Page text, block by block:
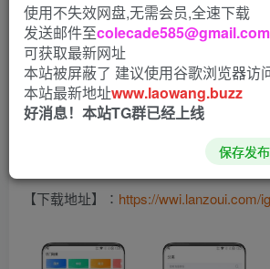
【应用大小】：30.82MB
【软件介绍】：涵盖各行各业精美海报模
可以选择手机营销海报或门店印刷海报。
设计，设计海报就是如此简单。VIP模板
【下载地址】∶ https://wwi.lanzoui.com/
使用不失效网盘,无需会员,全速下载
发送邮件至colecade585@gmail.com
可获取最新网址
本站被屏蔽了 建议使用谷歌浏览器访
本站最新地址www.laowang.buzz
好消息！本站TG群已经上线
保存发